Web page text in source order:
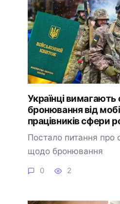
Українці вимагають
бронювання від
працівників сфери
Постало питання про
щодо бронювання
0 2